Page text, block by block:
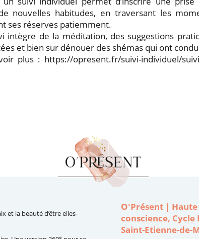
nouvelles habitudes, en traversant les
ses réserves patiemment.
intègre de la méditation, des suggestions
et bien sur dénouer des shémas qui ont
plus : https://opresent.fr/suivi-individuel/
et la beauté d’être elles-
O'Présent |
conscience, Cycle
Saint-Etienne-de-